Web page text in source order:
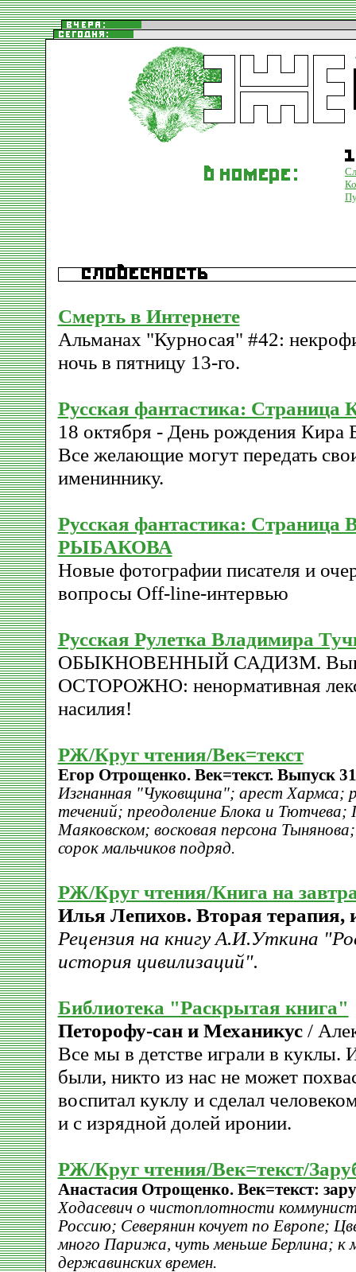
Смерть в Интернете
Альманах "Курносая" #42:
ночь в пятницу 13-го.
Русская фантастика:
18 октября - День рождения Кира
Все желающие могут передать
имениннику.
Русская фантастика: Страница
РЫБАКОВА
Новые фотографии писателя и
вопросы Off-line-интервью
Русская Рулетка Владимира
ОБЫКНОВЕННЫЙ САДИЗМ.
ОСТОРОЖНО: ненормативная
насилия!
РЖ/Круг чтения/Век=текст
Егор Отрощенко. Век=текст. Выпуск
Изгнанная "Чуковщина"; арест Хармса;
течений; преодоление Блока и Тютчева;
Маяковском; восковая персона
сорок мальчиков подряд.
РЖ/Круг чтения/Книга на
Илья Лепихов. Вторая терапия,
Рецензия на книгу А.И.Уткина
история цивилизаций".
Библиотека "Раскрытая книга"
Петорофу-сан и Механикус/
Все мы в детстве играли в куклы.
были, никто из нас не может
воспитал куклу и сделал
и с изрядной долей иронии.
РЖ/Круг чтения/Век=текст/
Анастасия Отрощенко. Век=текст:
Ходасевич о чистоплотности
Россию; Северянин кочует по Европе;
много Парижа, чуть меньше Берлина; к
державинских времен.